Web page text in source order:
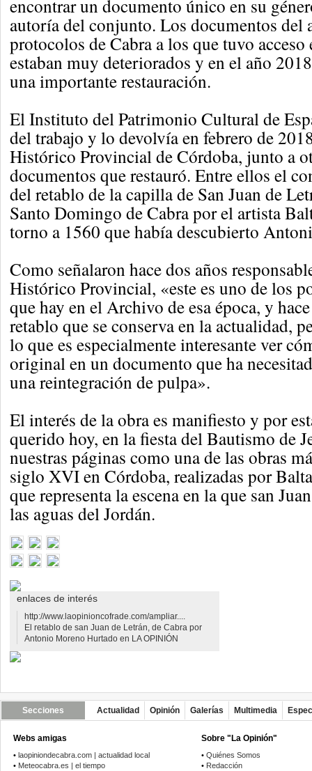
encontrar un documento único en su
autoría del conjunto. Los documentos del
protocolos de Cabra a los que tuvo
estaban muy deteriorados y en el año
una importante restauración.
El Instituto del Patrimonio Cultural de
del trabajo y lo devolvía en febrero de
Histórico Provincial de Córdoba, junto a
documentos que restauró. Entre ellos el
del retablo de la capilla de San Juan de
Santo Domingo de Cabra por el artista
torno a 1560 que había descubierto
Como señalaron hace dos años
Histórico Provincial, «este es uno de los
que hay en el Archivo de esa época, y
retablo que se conserva en la actualidad,
lo que es especialmente interesante ver
original en un documento que ha
una reintegración de pulpa».
El interés de la obra es manifiesto y por
querido hoy, en la fiesta del Bautismo de
nuestras páginas como una de las obras
siglo XVI en Córdoba, realizadas por
que representa la escena en la que san
las aguas del Jordán.
enlaces de interés
http://www.laopinioncofrade.com/ampliar....
El retablo de san Juan de Letrán, de Cabra por
Antonio Moreno Hurtado en LA OPINIÓN
Secciones Actualidad Opinión Galerías Multimedia
Webs amigas
• laopiniondecabra.com | actualidad local
• Meteocabra.es | el tiempo
Sobre "La Opinión"
• Quiénes Somos
• Redacción